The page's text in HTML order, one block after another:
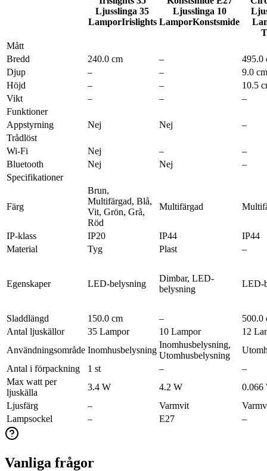
Ljusslinga 35
LamporIrislights
Ljusslinga 10
LamporKonstsmide
Mått
Bredd
240.0 cm –
495.0
Djup
– –
9.0 cm
Höjd
– –
10.5
Vikt
– –
–
Funktioner
Appstyrning
Nej Nej
–
Trådlöst
Wi-Fi
Nej –
–
Bluetooth
Nej Nej
–
Specifikationer
Färg
Brun,
Multifärgad, Blå,
Vit, Grön, Grå,
Röd
Multifärgad
IP-klass IP20 IP44
IP44
Material
Tyg Plast –
Egenskaper LED-belysning
Dimbar, LED-
belysning
LED-
Sladdlängd 150.0 cm –
500.0
Antal ljuskällor
35 Lampor 10 Lampor
12
Användningsområde Inomhusbelysning
Inomhusbelysning,
Utomhusbelysning
Antal i förpackning
1 st –
–
Max watt per
ljuskälla
3.4 W 4.2 W
0.066
Ljusfärg
– Varmvit
Lampsockel
– E27 –
Vanliga frågor